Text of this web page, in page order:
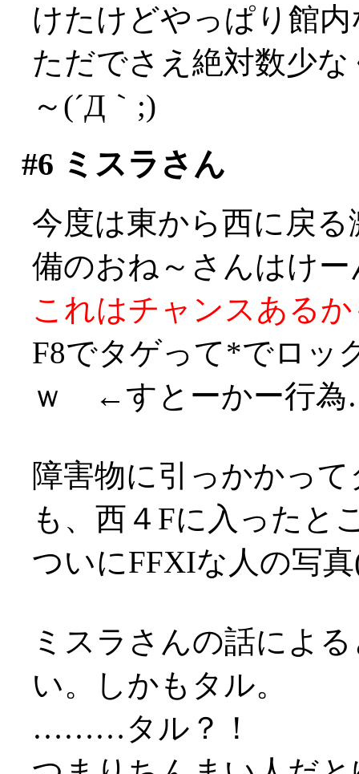
けたけどやっぱり館
ただでさえ絶対数少
～(´Д｀;)
#6 ミスラさん
今度は東から西に戻
備のおね～さんはけ
これはチャンスある
F8でタゲって*でロッ
ｗ ←すとーかー行為
障害物に引っかかっ
も、西４Fに入ったと
ついにFFXIな人の写
ミスラさんの話によ
い。しかもタル。
………タル？！